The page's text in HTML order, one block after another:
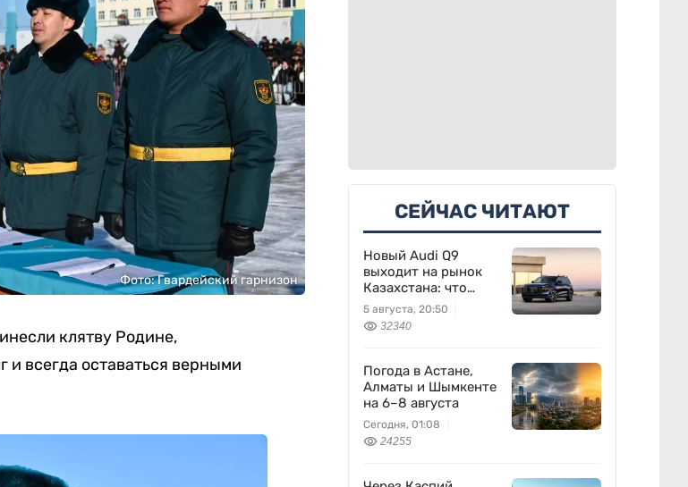
Фото: Гвардейский гарнизон
клятву Родине,
и всегда оставаться верными
СЕЙЧАС ЧИТАЮТ
Новый Audi Q9
выходит на рынок
Казахстана: что
известно
5 августа, 20:50
32340
Погода в Астане,
Алматы и Шымкенте
на 6–8 августа
Сегодня, 01:08
24255